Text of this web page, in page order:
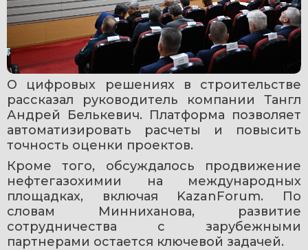
О цифровых решениях в строительстве
рассказал руководитель компании Тангл
Андрей Белькевич. Платформа позволяет
автоматизировать расчеты и повысить
точность оценки проектов.
Кроме того, обсуждалось продвижение
нефтегазохимии на международных
площадках, включая KazanForum. По
словам Минниханова, развитие
сотрудничества с зарубежными
партнерами остается ключевой задачей.